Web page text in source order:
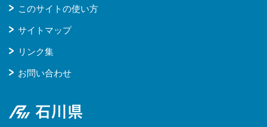
このサイトの使い方
サイトマップ
リンク集
お問い合わせ
石川県